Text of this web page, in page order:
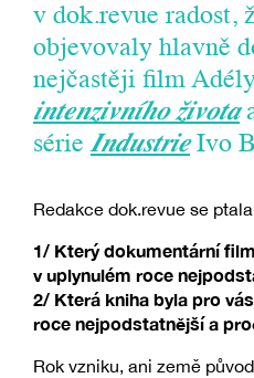
v dok.revue radost,
objevovaly hlavně
nejčastěji film
intenzivního života
sérieIndustrieIvo
Redakce dok.revue se
1/ Který dokumentární
v uplynulém roce
2/ Která kniha byla pro
roce nejpodstatnější a
Rok vzniku, ani země